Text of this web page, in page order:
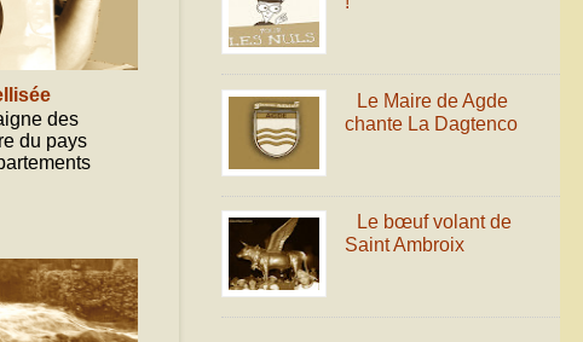
des
du pays
Le Maire de Agde
chante La Dagtenco
Le bœuf volant de
Saint Ambroix